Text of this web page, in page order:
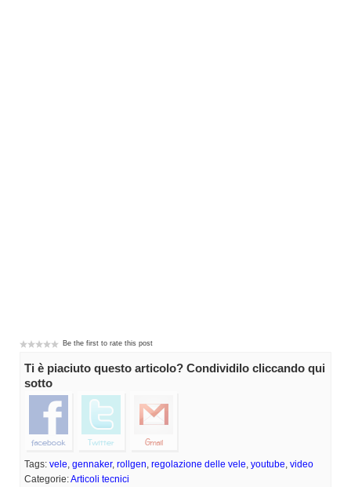
Be the first to rate this post
Ti è piaciuto questo articolo? Condividilo cliccando qui
sotto
Tags: vele, gennaker, rollgen, regolazione delle vele, youtube, video
Categorie:Articoli tecnici